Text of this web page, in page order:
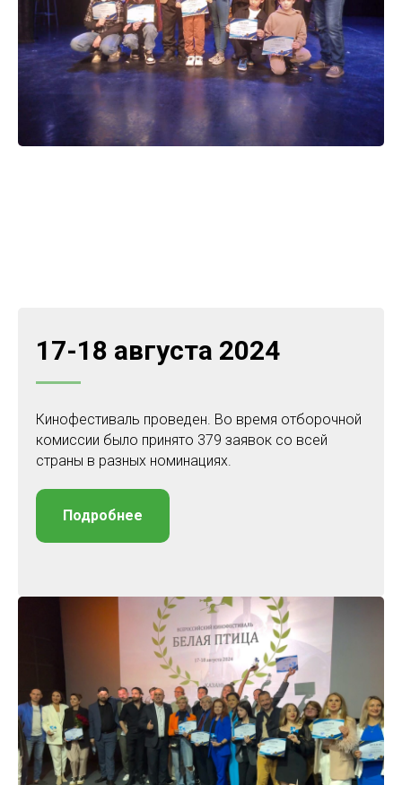
17-18 августа 2024
Кинофестиваль проведен. Во время отборочной
комиссии было принято 379 заявок со всей
страны в разных номинациях.
Подробнее